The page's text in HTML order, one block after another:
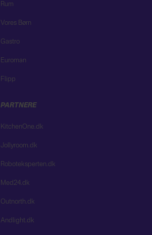
Rum
Vores Børn
Gastro
Euroman
Flipp
PARTNERE
KitchenOne.dk
Jollyroom.dk
Roboteksperten.dk
Med24.dk
Outnorth.dk
Andlight.dk